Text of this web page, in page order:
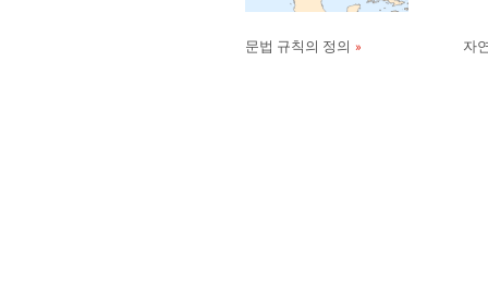
문법 규칙의 정의 자